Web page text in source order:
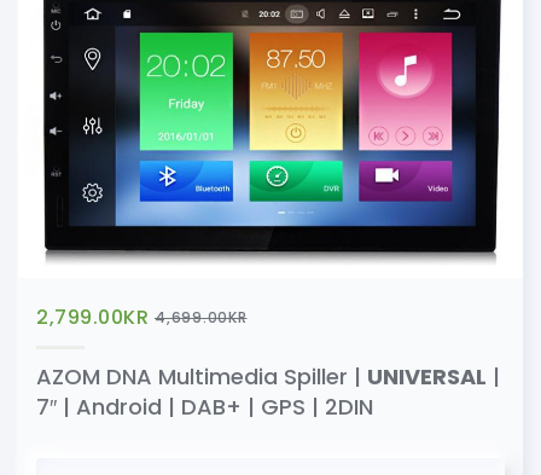
2,799.00KR 4,699.00KR
AZOM DNA Multimedia Spiller | UNIVERSAL |
7″ | Android | DAB+ | GPS | 2DIN